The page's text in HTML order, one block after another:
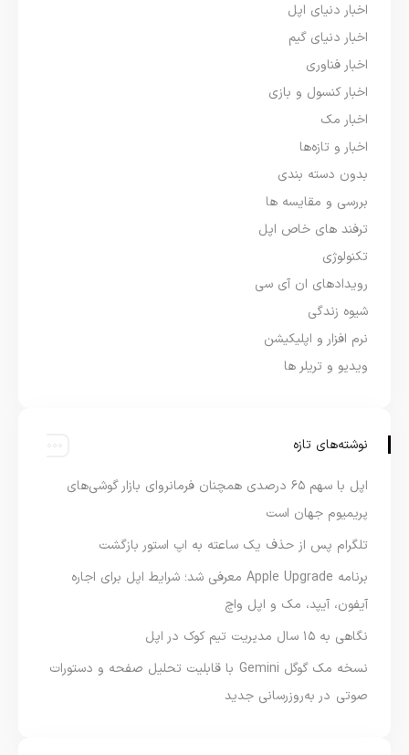
اخبار دنیای اپل
اخبار دنیای گیم
اخبار فناوری
اخبار کنسول و بازی
اخبار مک
اخبار و تازه‌ها
بدون دسته بندی
بررسی و مقایسه ها
ترفند های خاص اپل
تکنولوژی
رویدادهای ان آی سی
شیوه زندگی
نرم افزار و اپلیکیشن
ویدیو و تریلر ها
نوشته‌های تازه
اپل با سهم ۶۵ درصدی همچنان فرمانروای بازار گوشی‌های
پریمیوم جهان است
تلگرام پس از حذف یک ساعته به اپ استور بازگشت
برنامه Apple Upgrade معرفی شد؛ شرایط اپل برای اجاره
آیفون، آیپد، مک و اپل واچ
نگاهی به ۱۵ سال مدیریت تیم کوک در اپل
نسخه مک گوگل Gemini با قابلیت تحلیل صفحه و دستورات
صوتی در به‌روزرسانی جدید